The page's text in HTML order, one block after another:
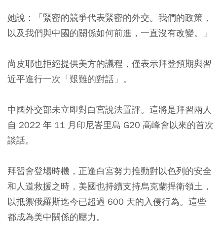
她說：「緊密的競爭代表緊密的外交。我們的政策，
以及我們與中國的關係如何前進，一直沒有改變。」
尚皮耶也拒絕提供美方的議程，僅表示拜登預期與習
近平進行一次「艱難的對話」。
中國外交部未立即對白宮說法置評。這將是拜習兩人
自 2022 年 11 月印尼峇里島 G20 高峰會以來的首次
談話。
拜習會登場時機，正逢白宮努力推動對以色列的安全
和人道救援之時，美國也持續支持烏克蘭捍衛領土，
以抵禦俄羅斯迄今已超過 600 天的入侵行為。這些
都成為美中關係的壓力。